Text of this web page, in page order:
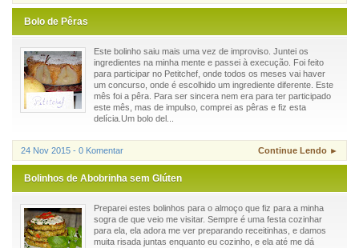
Bolo de Pêras
Este bolinho saiu mais uma vez de improviso. Juntei os
ingredientes na minha mente e passei à execução. Foi feito
para participar no Petitchef, onde todos os meses vai haver
um concurso, onde é escolhido um ingrediente diferente. Este
mês foi a pêra. Para ser sincera nem era para ter participado
este mês, mas de impulso, comprei as pêras e fiz esta
delícia.Um bolo del...
24 Nov 2015 - 0 Komentar Continue Lendo ►
Bolinhos de Abobrinha sem Glúten
Preparei estes bolinhos para o almoço que fiz para a minha
sogra de que veio me visitar. Sempre é uma festa cozinhar
para ela, ela adora me ver preparando receitinhas, e damos
muita risada juntas enquanto eu cozinho, e ela até me dá